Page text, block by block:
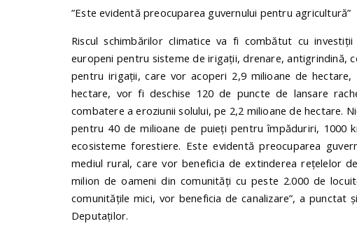
”Este evidentă preocuparea guvernului pentru agricultură”
Riscul schimbărilor climatice va fi combătut cu
europeni pentru sisteme de irigații, drenare, antigrindină,
pentru irigații, care vor acoperi 2,9 milioane de
hectare, vor fi deschise 120 de puncte de lansare
combatere a eroziunii solului, pe 2,2 milioane de hectare.
pentru 40 de milioane de puieți pentru împăduriri,
ecosisteme forestiere. Este evidentă preocuparea
mediul rural, care vor beneficia de extinderea rețelelor
milion de oameni din comunități cu peste 2.000 de
comunitățile mici, vor beneficia de canalizare”, a punctat
Deputaților.